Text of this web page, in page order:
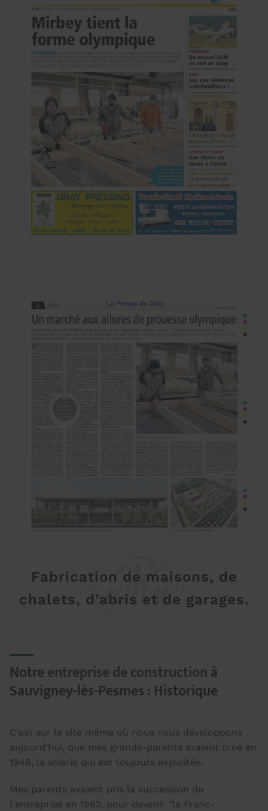
Fabrication de maisons, de
chalets, d’abris et de garages.
Notreentreprise de constructionà
Sauvigney-lès-Pesmes : Historique
C'est sur le site même où nous nous développons
aujourd'hui, que mes grands-parents avaient créé en
1946, la scierie qui est toujours exploitée.
Mes parents avaient pris la succession de
l'entreprise en 1982, pour devenir "la Franc-